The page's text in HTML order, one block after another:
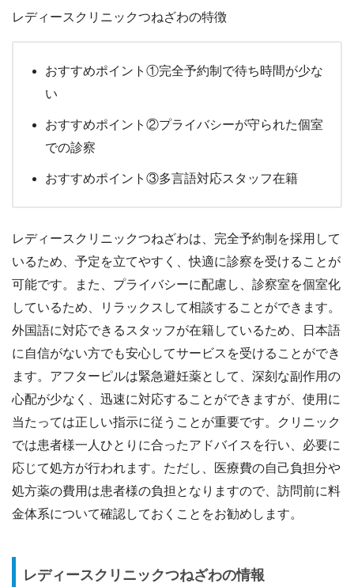
レディースクリニックつねざわの特徴
おすすめポイント①完全予約制で待ち時間が少な
い
おすすめポイント②プライバシーが守られた個室
での診察
おすすめポイント③多言語対応スタッフ在籍
レディースクリニックつねざわは、完全予約制を採用して
いるため、予定を立てやすく、快適に診察を受けることが
可能です。また、プライバシーに配慮し、診察室を個室化
しているため、リラックスして相談することができます。
外国語に対応できるスタッフが在籍しているため、日本語
に自信がない方でも安心してサービスを受けることができ
ます。アフターピルは緊急避妊薬として、深刻な副作用の
心配が少なく、迅速に対応することができますが、使用に
当たっては正しい指示に従うことが重要です。クリニック
では患者様一人ひとりに合ったアドバイスを行い、必要に
応じて処方が行われます。ただし、医療費の自己負担分や
処方薬の費用は患者様の負担となりますので、訪問前に料
金体系について確認しておくことをお勧めします。
レディースクリニックつねざわの情報